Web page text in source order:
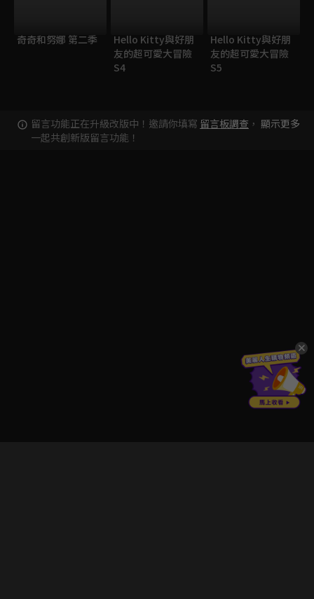
奇奇和努娜 第二季
Hello Kitty與好朋
友的超可愛大冒險
S4
Hello Kitty與好朋
友的超可愛大冒險
S5
留言功能正在升級改版中！邀請你填寫 留言板調查 ，
一起共創新版留言功能！
顯示更多